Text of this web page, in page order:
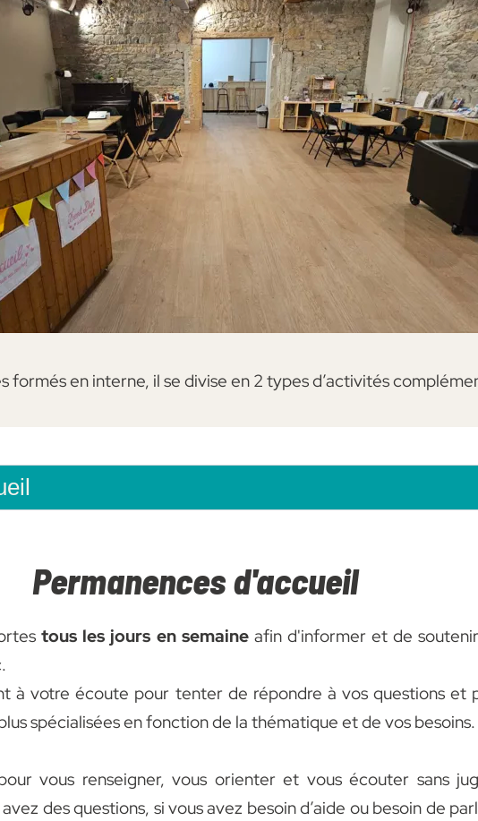
formés en interne, il se divise en 2 types d’activités
Permanences d'accueil
tous les jours en semaineafin d'informer et de
à votre écoute pour tenter de répondre à vos questions et
spécialisées en fonction de la thématique et de vos besoins.
vous renseigner, vous orienter et vous écouter sans
des questions, si vous avez besoin d’aide ou besoin de